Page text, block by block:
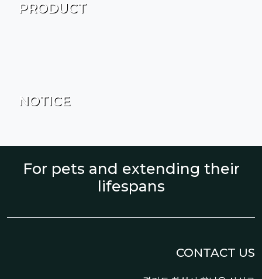
PRODUCT
NOTICE
For pets and extending their
lifespans
CONTACT US